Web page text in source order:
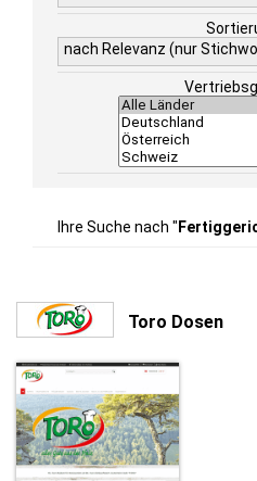
nach Relevanz (nur
Ihre Suche nach "
Toro Dosen